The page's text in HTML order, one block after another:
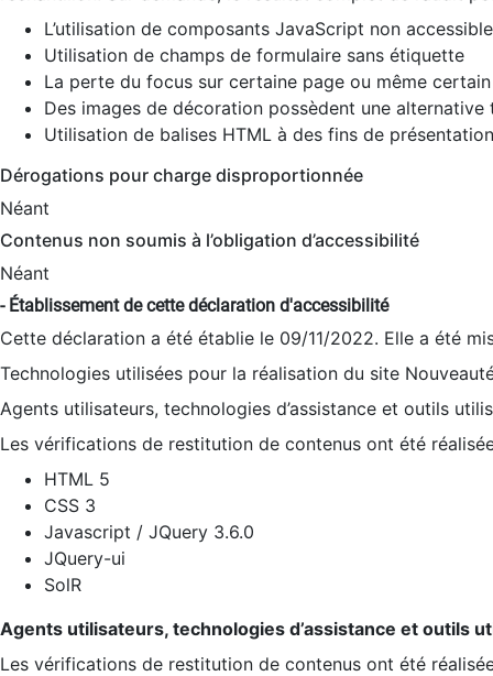
L’utilisation de composants JavaScript non
Utilisation de champs de formulaire sans étiquette
La perte du focus sur certaine page ou même
Des images de décoration possèdent une alternative
Utilisation de balises HTML à des fins de
Dérogations pour charge disproportionnée
Néant
Contenus non soumis à l’obligation d’accessibilité
Néant
- Établissement de cette déclaration d'accessibilité
Cette déclaration a été établie le 09/11/2022. Elle a été
Technologies utilisées pour la réalisation du site
Agents utilisateurs, technologies d’assistance et outils
Les vérifications de restitution de contenus ont été
HTML 5
CSS 3
Javascript / JQuery 3.6.0
JQuery-ui
SolR
Agents utilisateurs, technologies d’assistance et outils
Les vérifications de restitution de contenus ont été